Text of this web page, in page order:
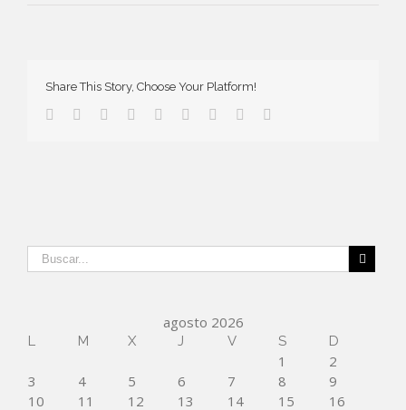
Share This Story, Choose Your Platform!
agosto 2026
L M X J V S D
1
2
3
4 5 6 7 8
9
10
11 12 13 14 15
16